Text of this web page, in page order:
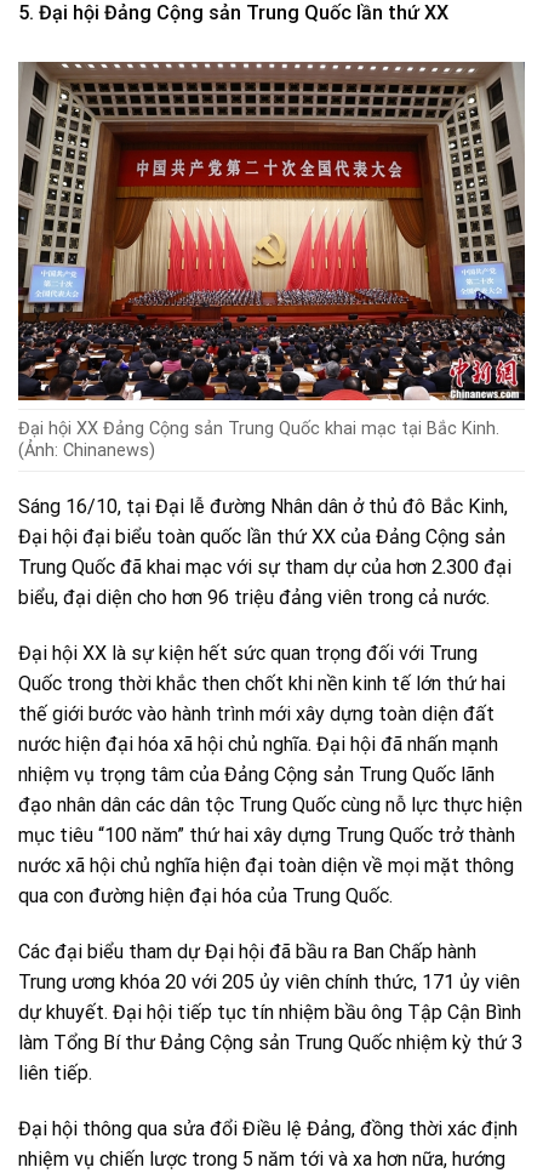
5. Đại hội Đảng Cộng sản Trung Quốc lần thứ XX
Đại hội XX Đảng Cộng sản Trung Quốc khai mạc tại Bắc Kinh.
(Ảnh: Chinanews)
Sáng 16/10, tại Đại lễ đường Nhân dân ở thủ đô Bắc Kinh,
Đại hội đại biểu toàn quốc lần thứ XX của Đảng Cộng sản
Trung Quốc đã khai mạc với sự tham dự của hơn 2.300 đại
biểu, đại diện cho hơn 96 triệu đảng viên trong cả nước.
Đại hội XX là sự kiện hết sức quan trọng đối với Trung
Quốc trong thời khắc then chốt khi nền kinh tế lớn thứ hai
thế giới bước vào hành trình mới xây dựng toàn diện đất
nước hiện đại hóa xã hội chủ nghĩa. Đại hội đã nhấn mạnh
nhiệm vụ trọng tâm của Đảng Cộng sản Trung Quốc lãnh
đạo nhân dân các dân tộc Trung Quốc cùng nỗ lực thực hiện
mục tiêu “100 năm” thứ hai xây dựng Trung Quốc trở thành
nước xã hội chủ nghĩa hiện đại toàn diện về mọi mặt thông
qua con đường hiện đại hóa của Trung Quốc.
Các đại biểu tham dự Đại hội đã bầu ra Ban Chấp hành
Trung ương khóa 20 với 205 ủy viên chính thức, 171 ủy viên
dự khuyết. Đại hội tiếp tục tín nhiệm bầu ông Tập Cận Bình
làm Tổng Bí thư Đảng Cộng sản Trung Quốc nhiệm kỳ thứ 3
liên tiếp.
Đại hội thông qua sửa đổi Điều lệ Đảng, đồng thời xác định
nhiệm vụ chiến lược trong 5 năm tới và xa hơn nữa, hướng